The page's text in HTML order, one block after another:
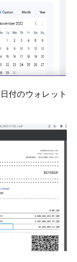
付のウォレット